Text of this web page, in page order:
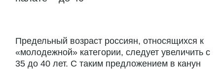
Предельный возраст россиян, относящихся к
«молодежной» категории, следует увеличить с
35 до 40 лет. С таким предложением в канун